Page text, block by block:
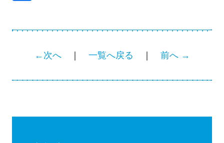
←次へ｜ 一覧へ戻る ｜ 前へ →